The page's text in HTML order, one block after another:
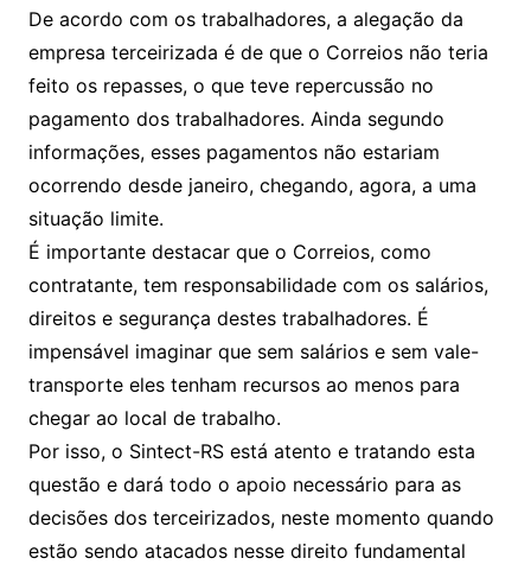
De acordo com os trabalhadores, a alegação da
empresa terceirizada é de que o Correios não teria
feito os repasses, o que teve repercussão no
pagamento dos trabalhadores. Ainda segundo
informações, esses pagamentos não estariam
ocorrendo desde janeiro, chegando, agora, a uma
situação limite.
É importante destacar que o Correios, como
contratante, tem responsabilidade com os salários,
direitos e segurança destes trabalhadores. É
impensável imaginar que sem salários e sem vale-
transporte eles tenham recursos ao menos para
chegar ao local de trabalho.
Por isso, o Sintect-RS está atento e tratando esta
questão e dará todo o apoio necessário para as
decisões dos terceirizados, neste momento quando
estão sendo atacados nesse direito fundamental